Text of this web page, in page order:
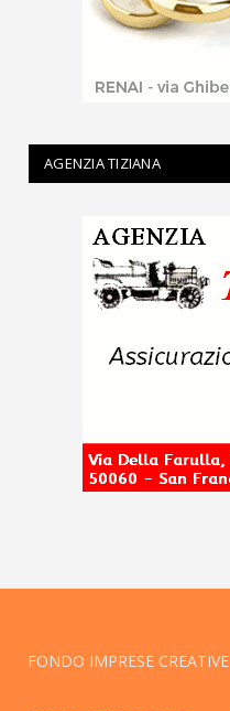
AGENZIA TIZIANA
FONDO IMPRESE CREATIVE